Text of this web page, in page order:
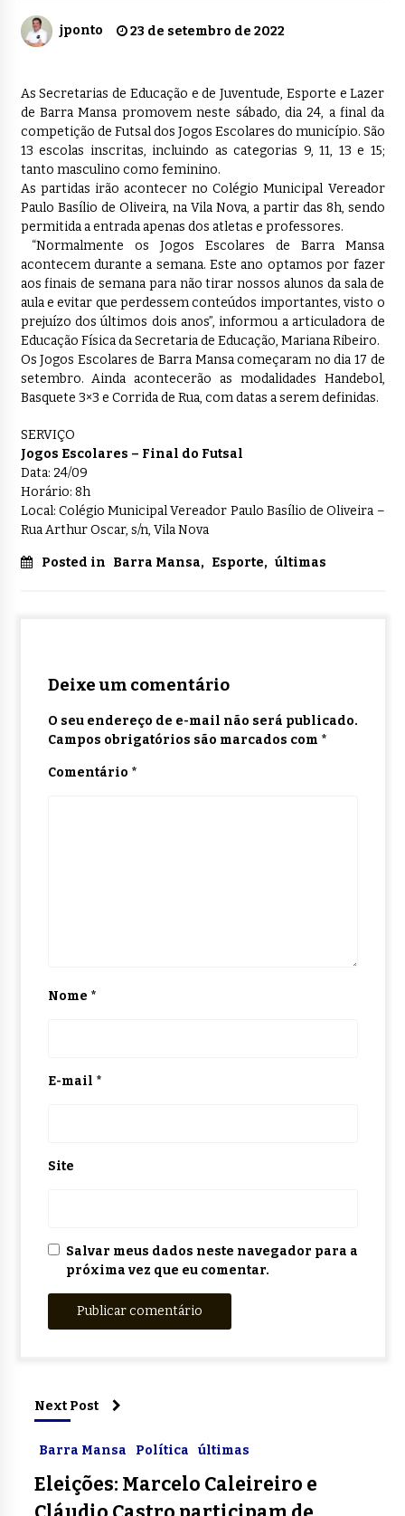
jponto 23 de setembro de 2022
As Secretarias de Educação e de Juventude, Esporte e Lazer
de Barra Mansa promovem neste sábado, dia 24, a final da
competição de Futsal dos Jogos Escolares do município. São
13 escolas inscritas, incluindo as categorias 9, 11, 13 e 15;
tanto masculino como feminino.
As partidas irão acontecer no Colégio Municipal Vereador
Paulo Basílio de Oliveira, na Vila Nova, a partir das 8h, sendo
permitida a entrada apenas dos atletas e professores.
“Normalmente os Jogos Escolares de Barra Mansa
acontecem durante a semana. Este ano optamos por fazer
aos finais de semana para não tirar nossos alunos da sala de
aula e evitar que perdessem conteúdos importantes, visto o
prejuízo dos últimos dois anos”, informou a articuladora de
Educação Física da Secretaria de Educação, Mariana Ribeiro.
Os Jogos Escolares de Barra Mansa começaram no dia 17 de
setembro. Ainda acontecerão as modalidades Handebol,
Basquete 3×3 e Corrida de Rua, com datas a serem definidas.
SERVIÇO
Jogos Escolares – Final do Futsal
Data: 24/09
Horário: 8h
Local: Colégio Municipal Vereador Paulo Basílio de Oliveira –
Rua Arthur Oscar, s/n, Vila Nova
Posted in Barra Mansa, Esporte, últimas
Deixe um comentário
O seu endereço de e-mail não será publicado.
Campos obrigatórios são marcados com *
Comentário *
Nome *
E-mail *
Site
Salvar meus dados neste navegador para a
próxima vez que eu comentar.
Next Post
Barra Mansa Política últimas
Eleições: Marcelo Caleireiro e